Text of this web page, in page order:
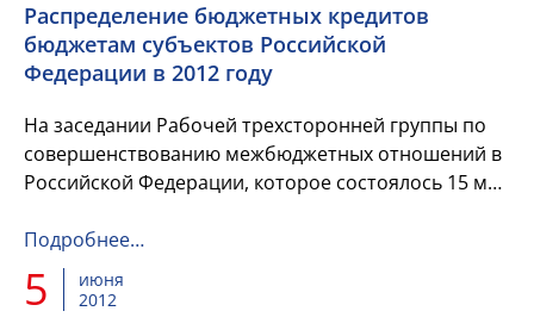
Распределение бюджетных кредитов
бюджетам субъектов Российской
Федерации в 2012 году
На заседании Рабочей трехсторонней группы по
совершенствованию межбюджетных отношений в
Российской Федерации, которое состоялось 15 мая
результатах распреде...
Подробнее…
5
июня
2012